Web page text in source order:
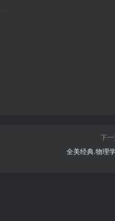
下
全美经典.物理